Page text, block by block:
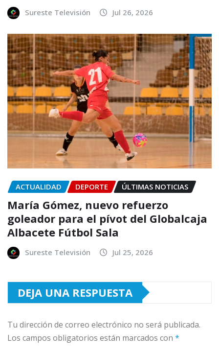
Sureste Televisión Jul 26, 2026
ACTUALIDAD DEPORTE ÚLTIMAS NOTICIAS
María Gómez, nuevo refuerzo
goleador para el pívot del Globalcaja
Albacete Fútbol Sala
Sureste Televisión Jul 25, 2026
DEJA UNA RESPUESTA
Tu dirección de correo electrónico no será publicada.
Los campos obligatorios están marcados con *